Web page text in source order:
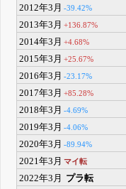
2012年3月 -39.42%
2013年3月 +136.87%
2014年3月 +4.68%
2015年3月 +25.67%
2016年3月 -23.17%
2017年3月 +85.28%
2018年3月 -4.69%
2019年3月 -4.06%
2020年3月 -89.94%
2021年3月 マイ転
2022年3月 プラ転